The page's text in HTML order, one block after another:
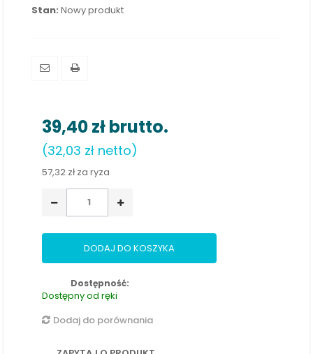
Stan: Nowy produkt
39,40 złbrutto.
(32,03 zł netto)
57,32 zł za ryza
DODAJ DO KOSZYKA
Dostępność:
Dostępny od ręki
Dodaj do porównania